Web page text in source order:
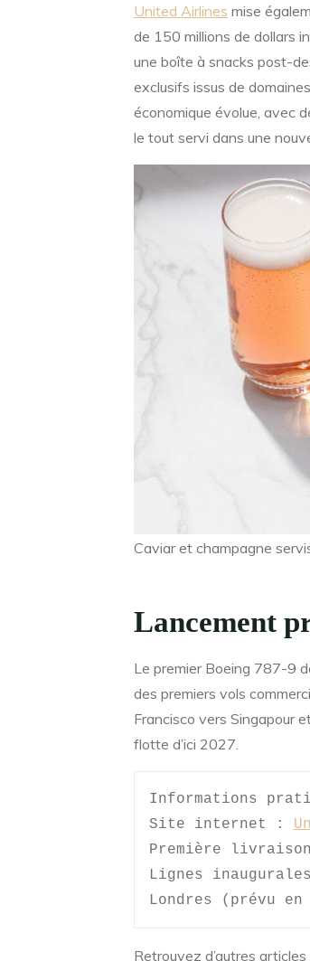
United Airlines mise
de 150 millions de dollars
une boîte à snacks post-
exclusifs issus de
économique évolue, avec
le tout servi dans une
Caviar et champagne
Lancement
Le premier Boeing 787-9
des premiers vols
Francisco vers Singapour
flotte d’ici 2027.
Informations
Site internet :
Première
Lignes
Londres (prévu en
Retrouvez d’autres articles